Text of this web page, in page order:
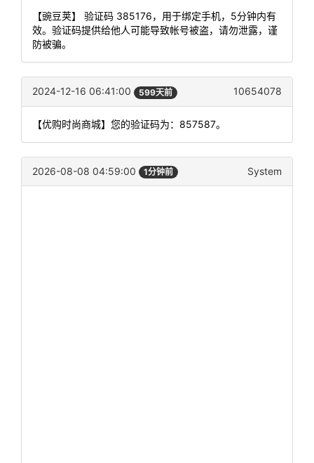
【豌豆荚】 验证码 385176，用于绑定手机，5分钟内有
效。验证码提供给他人可能导致帐号被盗，请勿泄露，谨
防被骗。
2024-12-16 06:41:00 599天前 10654078
【优购时尚商城】您的验证码为：857587。
2026-08-08 04:59:00 1分钟前 System